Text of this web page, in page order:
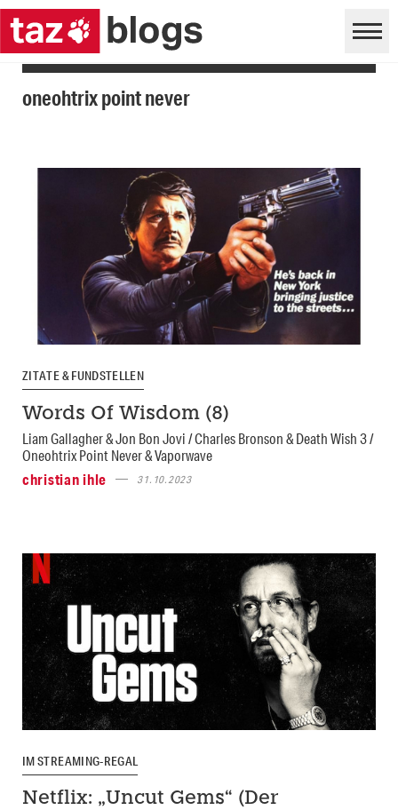
oneohtrix point never
ZITATE & FUNDSTELLEN
Words Of Wisdom (8)
Liam Gallagher & Jon Bon Jovi / Charles Bronson & Death Wish 3 /
Oneohtrix Point Never & Vaporwave
christian ihle
31.10.2023
IM STREAMING-REGAL
Netflix: „Uncut Gems“ (Der